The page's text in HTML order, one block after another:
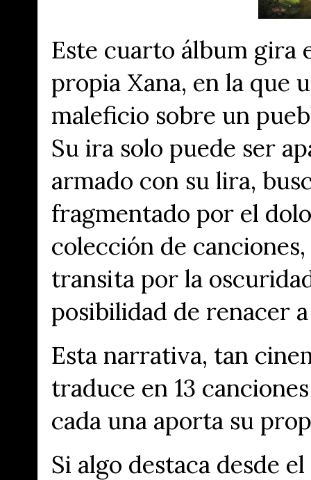
Este cuarto álbum gira
propia Xana, en la que
maleficio sobre un
Su ira solo puede ser
armado con su lira,
fragmentado por el
colección de
transita por la
posibilidad de renacer
Esta narrativa, tan
traduce en 13
cada una aporta su
Si algo destaca desde